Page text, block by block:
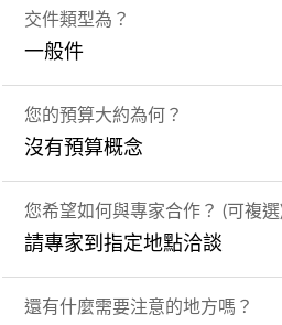
交件類型為？
一般件
您的預算大約為何？
沒有預算概念
您希望如何與專家合作？ (可複選
請專家到指定地點洽談
還有什麼需要注意的地方嗎？